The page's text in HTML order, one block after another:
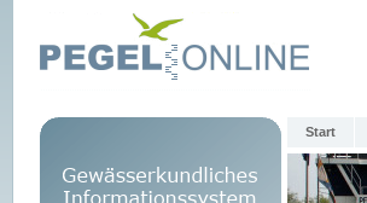
Start